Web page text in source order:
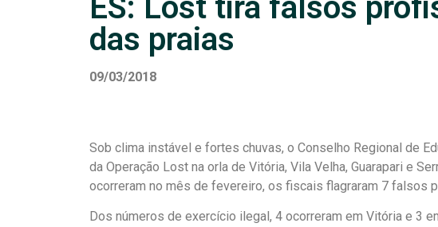
ES: Lost tira falsos
das praias
09/03/2018
Sob clima instável e fortes chuvas, o Conselho Regional de
da Operação Lost na orla de Vitória, Vila Velha, Guarapari e
ocorreram no mês de fevereiro, os fiscais flagraram 7 falsos
Dos números de exercício ilegal, 4 ocorreram em Vitória e 3